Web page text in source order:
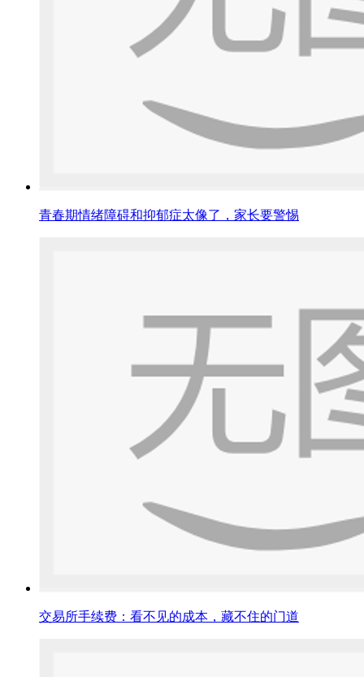
青春期情绪障碍和抑郁症太像了，家长要警惕
交易所手续费：看不见的成本，藏不住的门道